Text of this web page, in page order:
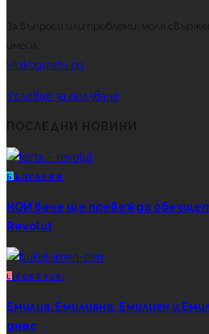
За въпроси или проблеми, моля
имейл.
kibikbg@abv.bg
Условия за ползване
Б ЪЛГАРИЯ
НОИ вече ще превежда
Revolut
L IFESTYLE
Емилия, Емилияна, Емилиян и
днес